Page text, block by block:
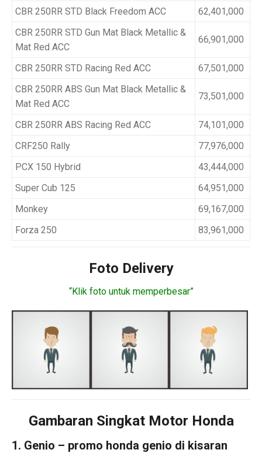
CBR 250RR STD Black Freedom ACC
62,401,000
CBR 250RR STD Gun Mat Black Metallic &
Mat Red ACC
66,901,000
CBR 250RR STD Racing Red ACC
67,501,000
CBR 250RR ABS Gun Mat Black Metallic &
Mat Red ACC
73,501,000
CBR 250RR ABS Racing Red ACC
74,101,000
CRF250 Rally
77,976,000
PCX 150 Hybrid
43,444,000
Super Cub 125
64,951,000
Monkey
69,167,000
Forza 250
83,961,000
Foto Delivery
“Klik foto untuk memperbesar”
Gambaran Singkat Motor Honda
1. Genio – promo honda genio di kisaran